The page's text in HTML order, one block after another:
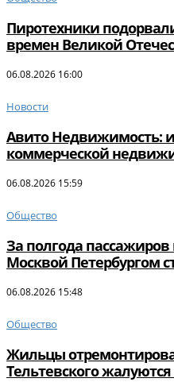
Пиротехники
времен Великой
06.08.2026 16:00
Новости
Авито Недвижимость:
коммерческой
06.08.2026 15:59
Общество
За полгода
Москвой Петербургом
06.08.2026 15:48
Общество
Жильцы
Тельтевского